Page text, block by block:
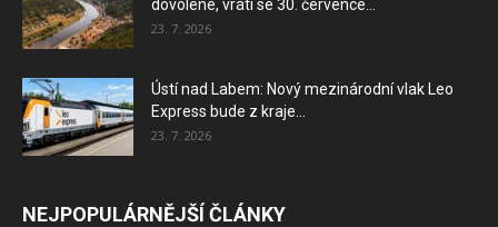
dovolené, vrátí se 30. července...
23. 7. 2026
Ústí nad Labem: Nový mezinárodní vlak Leo
Express bude z kraje...
23. 7. 2026
NEJPOPULÁRNĚJŠÍ ČLÁNKY